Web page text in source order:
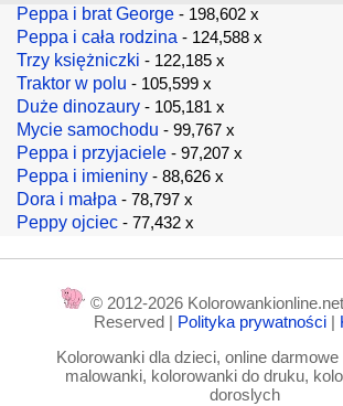
Peppa i brat George - 198,602 x
Peppa i cała rodzina - 124,588 x
Trzy księżniczki - 122,185 x
Traktor w polu - 105,599 x
Duże dinozaury - 105,181 x
Mycie samochodu - 99,767 x
Peppa i przyjaciele - 97,207 x
Peppa i imieniny - 88,626 x
Dora i małpa - 78,797 x
Peppy ojciec - 77,432 x
© 2012-2026
Reserved | Polityka prywatności |
Kolorowanki dla dzieci, online
malowanki, kolorowanki do druku,
doroslych